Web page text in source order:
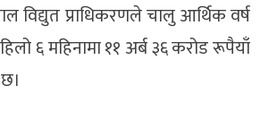
विद्युत प्राधिकरणले चालु आर्थिक वर्ष
६ महिनामा ११ अर्ब ३६ करोड रूपैयाँ